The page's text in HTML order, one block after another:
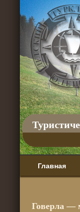
Главная
Говерла —